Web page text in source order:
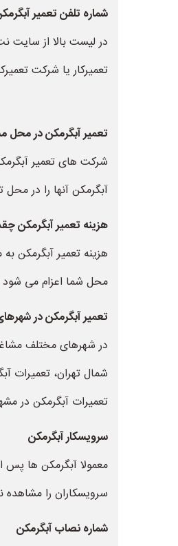
شماره تلفن تعمیر
در لیست بالا از سایت
تعمیرکار یا شرکت
تعمیر آبگرمکن در محل
شرکت های تعمیر
آبگرمکن آنها را در
هزینه تعمیر آبگرمکن
هزینه تعمیر آبگرمکن
محل شما اعزام می شود
تعمیر آبگرمکن در
در شهرهای مختلف
شمال تهران، تعمیرات
تعمیرات آبگرمکن در
سرویسکار آبگرمکن
معمولا آبگرمکن ها پس
سرویسکاران را مشاهده
شماره نصاب آبگرمکن